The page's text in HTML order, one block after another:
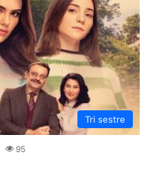
Tri sestre
95